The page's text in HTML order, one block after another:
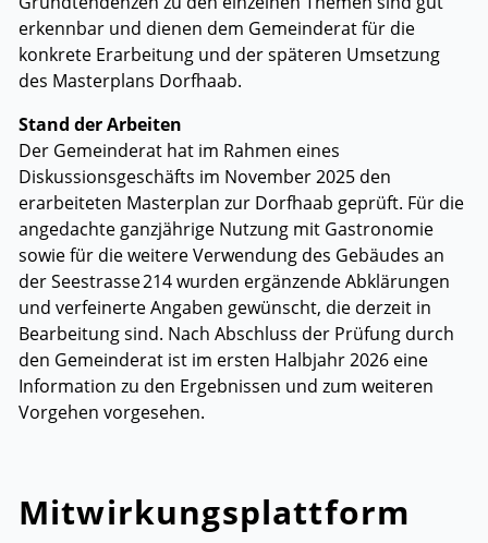
erkennbar und dienen dem Gemeinderat für die
konkrete Erarbeitung und der späteren Umsetzung
des Masterplans Dorfhaab.
Stand der Arbeiten
Der Gemeinderat hat im Rahmen eines
Diskussionsgeschäfts im November 2025 den
erarbeiteten Masterplan zur Dorfhaab geprüft. Für die
angedachte ganzjährige Nutzung mit Gastronomie
sowie für die weitere Verwendung des Gebäudes an
der Seestrasse 214 wurden ergänzende Abklärungen
und verfeinerte Angaben gewünscht, die derzeit in
Bearbeitung sind. Nach Abschluss der Prüfung durch
den Gemeinderat ist im ersten Halbjahr 2026 eine
Information zu den Ergebnissen und zum weiteren
Vorgehen vorgesehen.
Mitwirkungsplattform